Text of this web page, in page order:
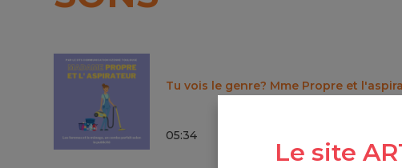
Tu vois le genre? Mme Propre et
05:34
Le site